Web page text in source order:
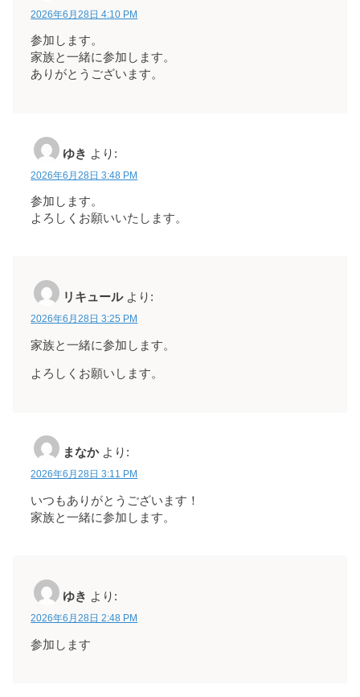
2026年6月28日 4:10 PM
参加します。
家族と一緒に参加します。
ありがとうございます。
ゆき より:
2026年6月28日 3:48 PM
参加します。
よろしくお願いいたします。
リキュール より:
2026年6月28日 3:25 PM
家族と一緒に参加します。
よろしくお願いします。
まなか より:
2026年6月28日 3:11 PM
いつもありがとうございます！
家族と一緒に参加します。
ゆき より:
2026年6月28日 2:48 PM
参加します